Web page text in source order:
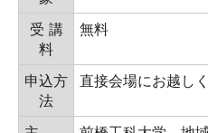
受 講
料
無料
申込方
法
直接会場にお越しく